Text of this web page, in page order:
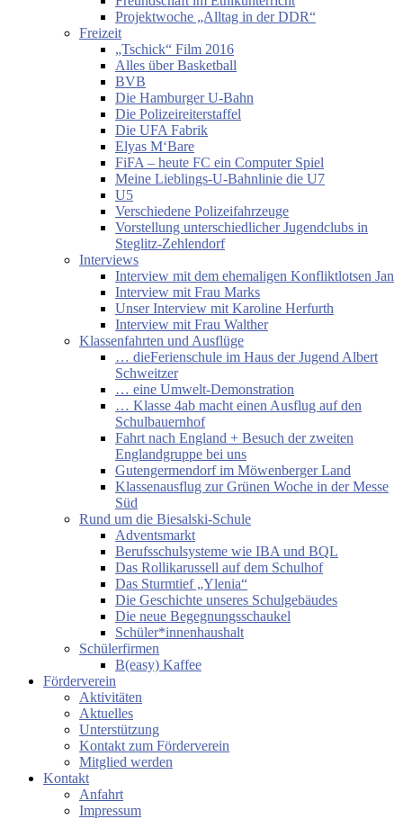
Projektwoche „Alltag in der DDR“
Freizeit
„Tschick“ Film 2016
Alles über Basketball
BVB
Die Hamburger U-Bahn
Die Polizeireiterstaffel
Die UFA Fabrik
Elyas M‘Bare
FiFA – heute FC ein Computer Spiel
Meine Lieblings-U-Bahnlinie die U7
U5
Verschiedene Polizeifahrzeuge
Vorstellung unterschiedlicher Jugendclubs in
Steglitz-Zehlendorf
Interviews
Interview mit dem ehemaligen Konfliktlotsen Jan
Interview mit Frau Marks
Unser Interview mit Karoline Herfurth
Interview mit Frau Walther
Klassenfahrten und Ausflüge
… dieFerienschule im Haus der Jugend Albert
Schweitzer
… eine Umwelt-Demonstration
… Klasse 4ab macht einen Ausflug auf den
Schulbauernhof
Fahrt nach England + Besuch der zweiten
Englandgruppe bei uns
Gutengermendorf im Möwenberger Land
Klassenausflug zur Grünen Woche in der Messe
Süd
Rund um die Biesalski-Schule
Adventsmarkt
Berufsschulsysteme wie IBA und BQL
Das Rollikarussell auf dem Schulhof
Das Sturmtief „Ylenia“
Die Geschichte unseres Schulgebäudes
Die neue Begegnungsschaukel
Schüler*innenhaushalt
Schülerfirmen
B(easy) Kaffee
Förderverein
Aktivitäten
Aktuelles
Unterstützung
Kontakt zum Förderverein
Mitglied werden
Kontakt
Anfahrt
Impressum